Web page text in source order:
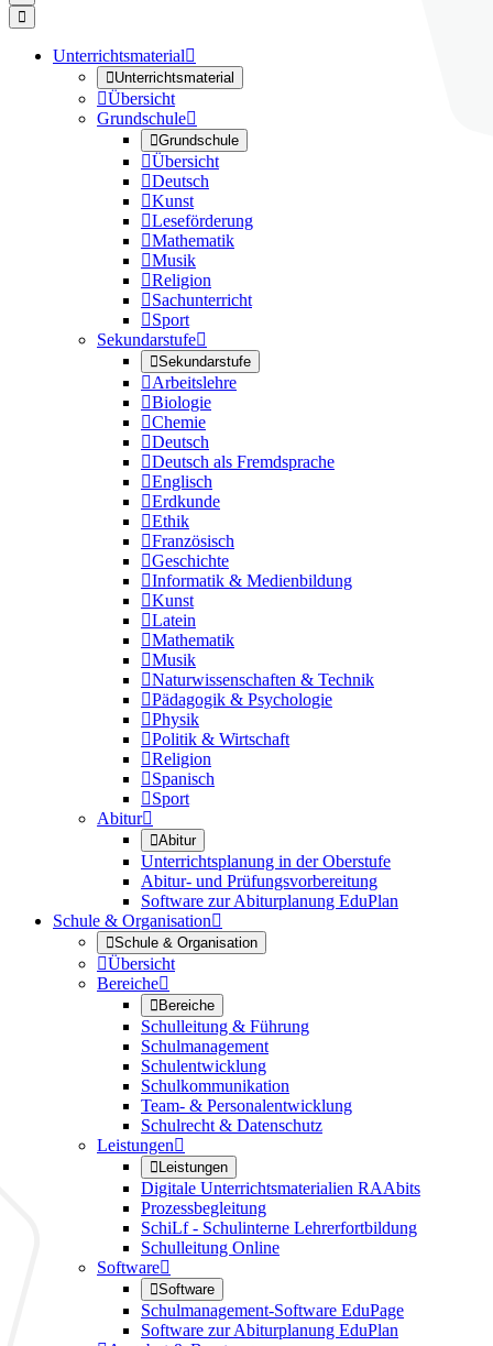

Unterrichtsmaterial
Unterrichtsmaterial
Übersicht
Grundschule
Grundschule
Übersicht
Deutsch
Kunst
Leseförderung
Mathematik
Musik
Religion
Sachunterricht
Sport
Sekundarstufe
Sekundarstufe
Arbeitslehre
Biologie
Chemie
Deutsch
Deutsch als Fremdsprache
Englisch
Erdkunde
Ethik
Französisch
Geschichte
Informatik & Medienbildung
Kunst
Latein
Mathematik
Musik
Naturwissenschaften & Technik
Pädagogik & Psychologie
Physik
Politik & Wirtschaft
Religion
Spanisch
Sport
Abitur
Abitur
Unterrichtsplanung in der Oberstufe
Abitur- und Prüfungsvorbereitung
Software zur Abiturplanung EduPlan
Schule & Organisation
Schule & Organisation
Übersicht
Bereiche
Bereiche
Schulleitung & Führung
Schulmanagement
Schulentwicklung
Schulkommunikation
Team- & Personalentwicklung
Schulrecht & Datenschutz
Leistungen
Leistungen
Digitale Unterrichtsmaterialien RAAbits
Prozessbegleitung
SchiLf - Schulinterne Lehrerfortbildung
Schulleitung Online
Software
Software
Schulmanagement-Software EduPage
Software zur Abiturplanung EduPlan